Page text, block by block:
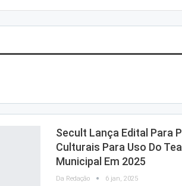
Secult Lança Edital Para
Culturais Para Uso Do
Municipal Em 2025
Da Redação 6 jan, 2025